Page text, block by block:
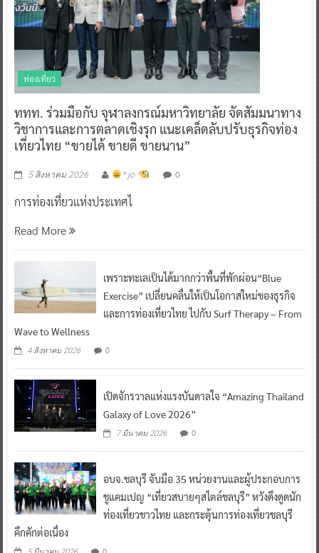
ท่องเที่ยว
ททท. ร่วมมือกับ จุฬาลงกรณ์มหาวิทยาลัย จัดสัมมนาทาง
วิชาการและการตลาดเชิงรุก แนะเคล็ดลับปรับธุรกิจท่อง
เที่ยวไทย “ขายได้ ขายดี ขายนาน”
5 สิงหาคม 2026 ^ jo ^ 0
การท่องเที่ยวแห่งประเทศไ
Read More
เพราะทะเลเป็นได้มากกว่าพื้นที่พักผ่อน“Blue
Exercise” เปลี่ยนคลื่นให้เป็นโอกาสใหม่ของธุรกิจ
และการท่องเที่ยวไทย ไปกับ Surf Therapy – From
Wave to Wellness
4 สิงหาคม 2026 0
เปิดจักรวาลแห่งแรงบันดาลใจ “Amazing Thailand
Galaxy of Love 2026”
7 มีนาคม 2026 0
อบจ.ชลบุรี จับมือ 35 หน่วยงานและผู้ประกอบการ
ชูแคมเปญ “เที่ยวสบายๆสไตล์ชลบุรี” หวังดึงดูดนัก
ท่องเที่ยวชาวไทย และกระตุ้นการท่องเที่ยวชลบุรี
คึกคักต่อเนื่อง